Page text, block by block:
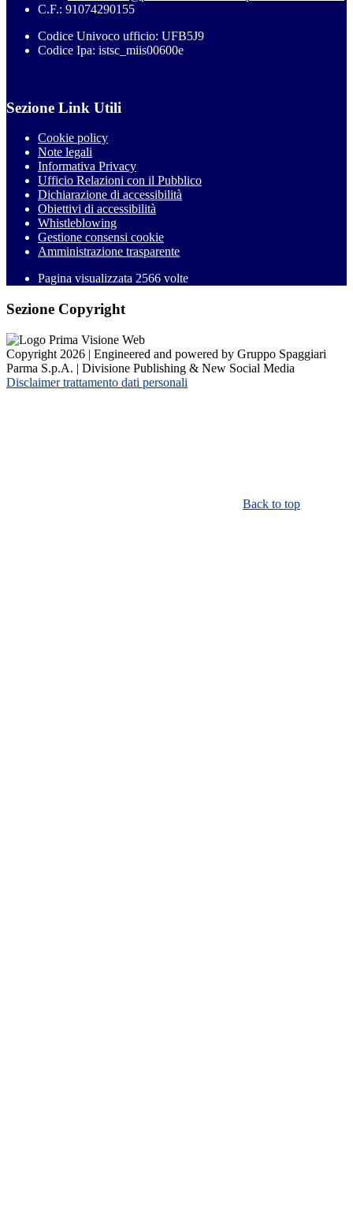
C.F.: 91074290155
Codice Univoco ufficio: UFB5J9
Codice Ipa: istsc_miis00600e
Sezione Link Utili
Cookie policy
Note legali
Informativa Privacy
Ufficio Relazioni con il Pubblico
Dichiarazione di accessibilità
Obiettivi di accessibilità
Whistleblowing
Gestione consensi cookie
Amministrazione trasparente
Pagina visualizzata 2566 volte
Sezione Copyright
Copyright 2026 | Engineered and powered by Gruppo Spaggiari
Parma S.p.A. | Divisione Publishing & New Social Media
Disclaimer trattamento dati personali
Back to top